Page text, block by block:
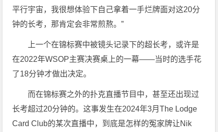
平行宇宙，我很想体验下自己拿着一手烂牌面对这20分
钟的长考，那肯定会非常煎熬。”
上一个在锦标赛中被镜头记录下的超长考，或许是
在2022年WSOP主赛决赛桌上的一幕——当时的选手花
了18分钟才做出决定。
而在锦标赛之外的扑克直播节目中，甚至还出现过
长考超过20分钟的。这事发生在2024年3月The Lodge
Card Club的某次直播中，到底是怎样的冤家牌让Nik